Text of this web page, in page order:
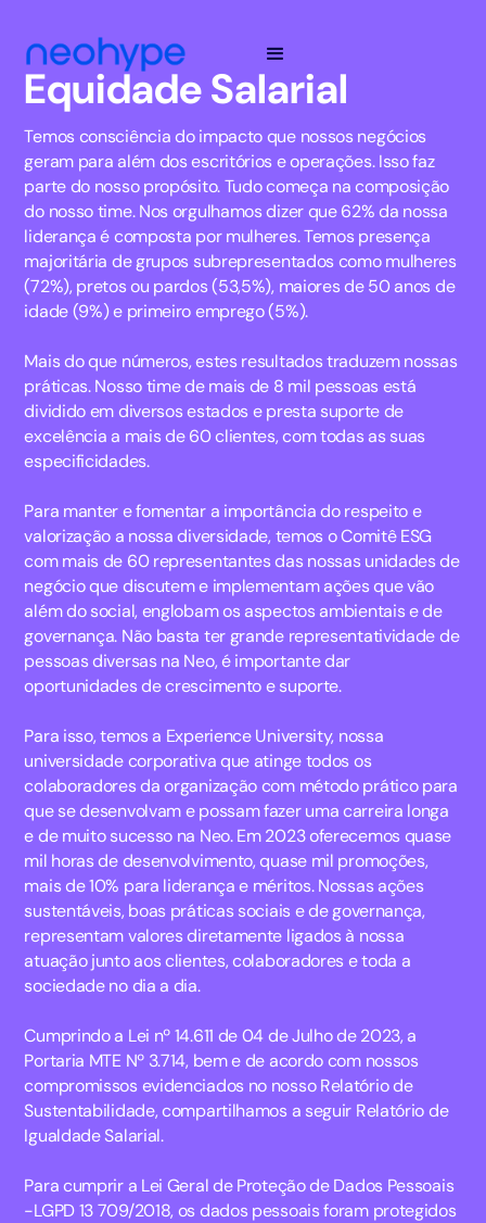
Equidade Salarial
Temos consciência do impacto que nossos negócios
geram para além dos escritórios e operações. Isso faz
parte do nosso propósito. Tudo começa na composição
do nosso time. Nos orgulhamos dizer que 62% da nossa
liderança é composta por mulheres. Temos presença
majoritária de grupos subrepresentados como mulheres
(72%), pretos ou pardos (53,5%), maiores de 50 anos de
idade (9%) e primeiro emprego (5%).
Mais do que números, estes resultados traduzem nossas
práticas. Nosso time de mais de 8 mil pessoas está
dividido em diversos estados e presta suporte de
excelência a mais de 60 clientes, com todas as suas
especificidades.
Para manter e fomentar a importância do respeito e
valorização a nossa diversidade, temos o Comitê ESG
com mais de 60 representantes das nossas unidades de
negócio que discutem e implementam ações que vão
além do social, englobam os aspectos ambientais e de
governança. Não basta ter grande representatividade de
pessoas diversas na Neo, é importante dar
oportunidades de crescimento e suporte.
Para isso, temos a Experience University, nossa
universidade corporativa que atinge todos os
colaboradores da organização com método prático para
que se desenvolvam e possam fazer uma carreira longa
e de muito sucesso na Neo. Em 2023 oferecemos quase
mil horas de desenvolvimento, quase mil promoções,
mais de 10% para liderança e méritos. Nossas ações
sustentáveis, boas práticas sociais e de governança,
representam valores diretamente ligados à nossa
atuação junto aos clientes, colaboradores e toda a
sociedade no dia a dia.
Cumprindo a Lei nº 14.611 de 04 de Julho de 2023, a
Portaria MTE Nº 3.714, bem e de acordo com nossos
compromissos evidenciados no nosso Relatório de
Sustentabilidade, compartilhamos a seguir Relatório de
Igualdade Salarial.
Para cumprir a Lei Geral de Proteção de Dados Pessoais
-LGPD 13 709/2018, os dados pessoais foram protegidos